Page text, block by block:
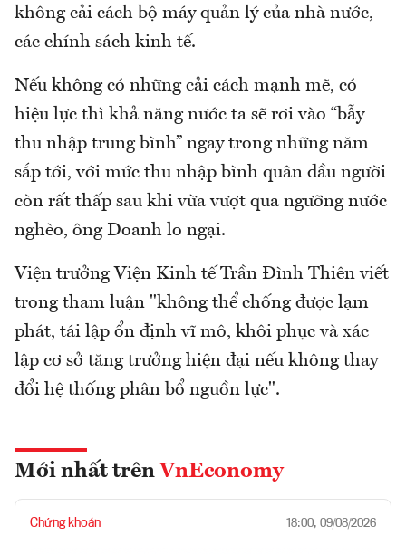
không cải cách bộ máy quản lý của nhà nước,
các chính sách kinh tế.
Nếu không có những cải cách mạnh mẽ, có
hiệu lực thì khả năng nước ta sẽ rơi vào “bẫy
thu nhập trung bình” ngay trong những năm
sắp tới, với mức thu nhập bình quân đầu người
còn rất thấp sau khi vừa vượt qua ngưỡng nước
nghèo, ông Doanh lo ngại.
Viện trưởng Viện Kinh tế Trần Đình Thiên viết
trong tham luận "không thể chống được lạm
phát, tái lập ổn định vĩ mô, khôi phục và xác
lập cơ sở tăng trưởng hiện đại nếu không thay
đổi hệ thống phân bổ nguồn lực".
Mới nhất trên VnEconomy
Chứng khoán 18:00, 09/08/2026